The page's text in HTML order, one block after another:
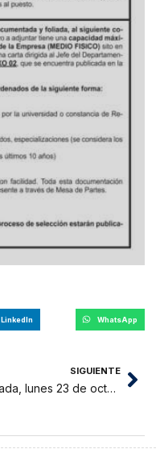
LinkedIn WhatsApp
SIGUIENTE
Portada, lunes 23 de octubre 2023